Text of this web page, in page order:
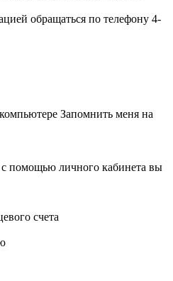
обращаться по телефону 4-
Запомнить меня на
с помощью личного кабинета вы
счета